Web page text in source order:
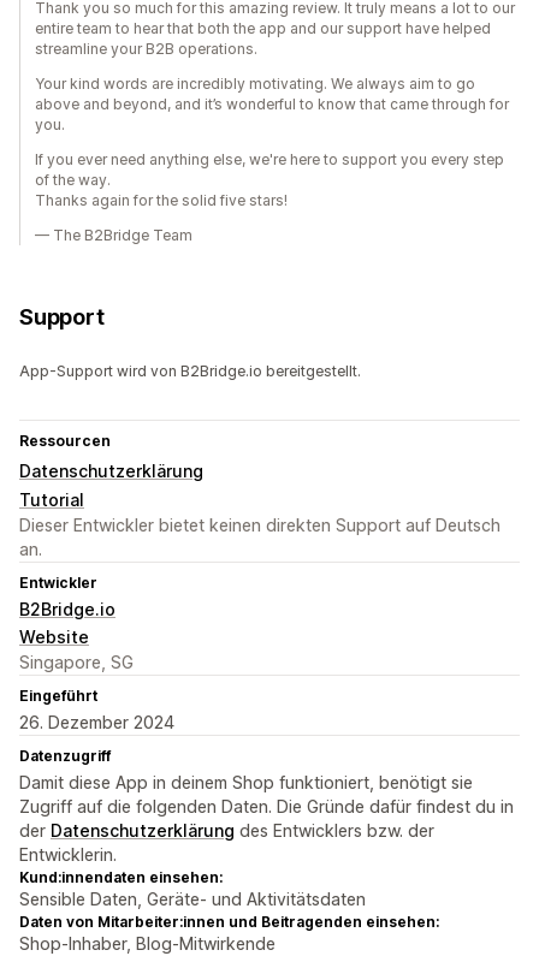
Thank you so much for this amazing review. It truly means a lot to our
entire team to hear that both the app and our support have helped
streamline your B2B operations.
Your kind words are incredibly motivating. We always aim to go
above and beyond, and it’s wonderful to know that came through for
you.
If you ever need anything else, we're here to support you every step
of the way.
Thanks again for the solid five stars!
— The B2Bridge Team
Support
App-Support wird von B2Bridge.io bereitgestellt.
Ressourcen
Datenschutzerklärung
Tutorial
Dieser Entwickler bietet keinen direkten Support auf Deutsch
an.
Entwickler
B2Bridge.io
Website
Singapore, SG
Eingeführt
26. Dezember 2024
Datenzugriff
Damit diese App in deinem Shop funktioniert, benötigt sie
Zugriff auf die folgenden Daten. Die Gründe dafür findest du in
der Datenschutzerklärung des Entwicklers bzw. der
Entwicklerin.
Kund:innendaten einsehen:
Sensible Daten, Geräte- und Aktivitätsdaten
Daten von Mitarbeiter:innen und Beitragenden einsehen:
Shop-Inhaber, Blog-Mitwirkende